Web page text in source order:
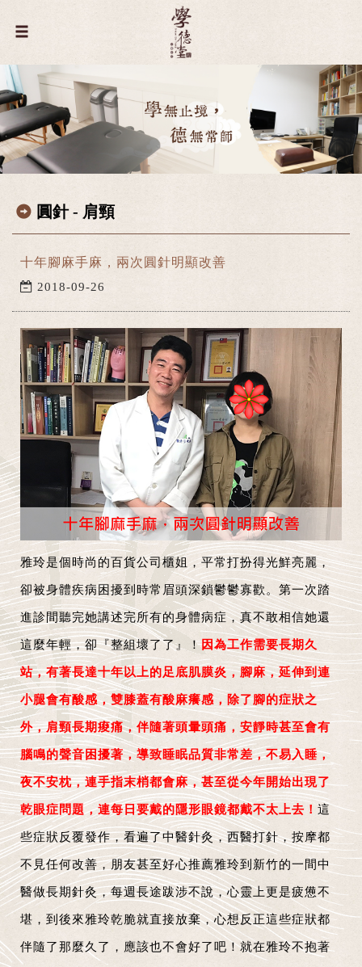
圓針 - 肩頸
十年腳麻手麻，兩次圓針明顯改善
2018-09-26
雅玲是個時尚的百貨公司櫃姐，平常打扮得光鮮亮麗，
卻被身體疾病困擾到時常眉頭深鎖鬱鬱寡歡。第一次踏
進診間聽完她講述完所有的身體病症，真不敢相信她還
這麼年輕，卻『整組壞了了』！因為工作需要長期久
站，有著長達十年以上的足底肌膜炎，腳麻，延伸到連
小腿會有酸感，雙膝蓋有酸麻癢感，除了腳的症狀之
外，肩頸長期痠痛，伴隨著頭暈頭痛，安靜時甚至會有
腦鳴的聲音困擾著，導致睡眠品質非常差，不易入睡，
夜不安枕，連手指末梢都會麻，甚至從今年開始出現了
乾眼症問題，連每日要戴的隱形眼鏡都戴不太上去！ 這
些症狀反覆發作，看遍了中醫針灸，西醫打針，按摩都
不見任何改善，朋友甚至好心推薦雅玲到新竹的一間中
醫做長期針灸，每週長途跋涉不說，心靈上更是疲憊不
堪，到後來雅玲乾脆就直接放棄，心想反正這些症狀都
伴隨了那麼久了，應該也不會好了吧！就在雅玲不抱著